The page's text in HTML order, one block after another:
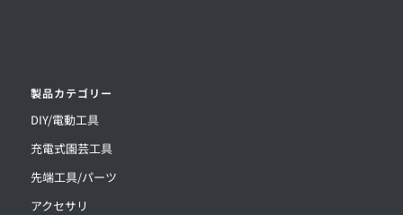
製品カテゴリー
DIY/電動工具
充電式園芸工具
先端工具/パーツ
アクセサリ